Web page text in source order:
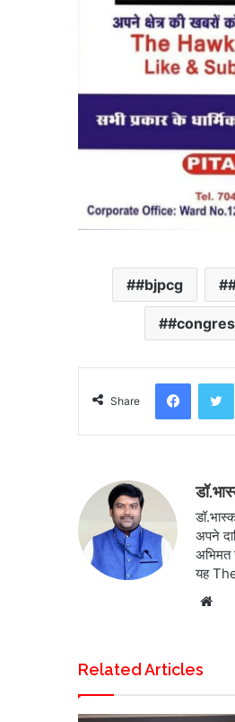
#bjpcg
Share
अपने
अभिमत
यह
Related Articles